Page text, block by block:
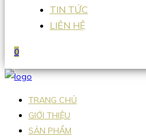
TIN TỨC
LIÊN HỆ
0
TRANG CHỦ
GIỚI THIỆU
SẢN PHẨM